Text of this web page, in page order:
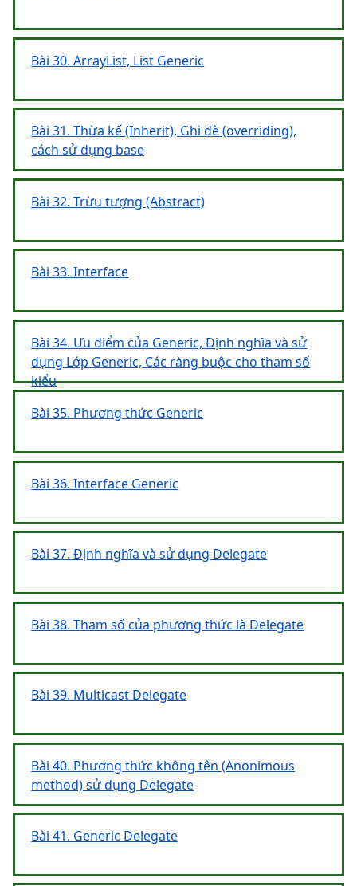
Bài 30. ArrayList, List Generic
Bài 31. Thừa kế (Inherit), Ghi đè (overriding),
cách sử dụng base
Bài 32. Trừu tượng (Abstract)
Bài 33. Interface
Bài 34. Ưu điểm của Generic, Định nghĩa và sử
dụng Lớp Generic, Các ràng buộc cho tham số
kiểu
Bài 35. Phương thức Generic
Bài 36. Interface Generic
Bài 37. Định nghĩa và sử dụng Delegate
Bài 38. Tham số của phương thức là Delegate
Bài 39. Multicast Delegate
Bài 40. Phương thức không tên (Anonimous
method) sử dụng Delegate
Bài 41. Generic Delegate